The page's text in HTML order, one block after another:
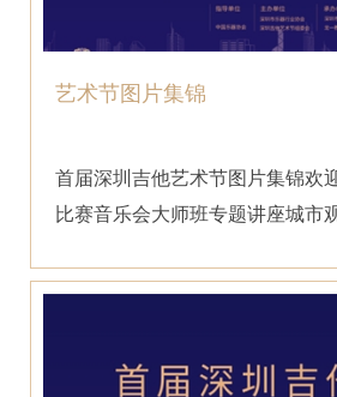
艺术节图片集锦
首届深圳吉他艺术节图片集锦欢
比赛音乐会大师班专题讲座城市